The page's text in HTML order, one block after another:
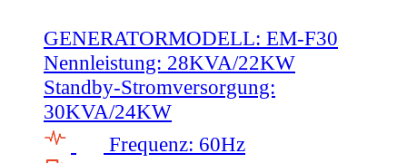
GENERATORMODELL: EM-F30
Nennleistung: 28KVA/22KW
Standby-Stromversorgung:
30KVA/24KW
Frequenz: 60Hz